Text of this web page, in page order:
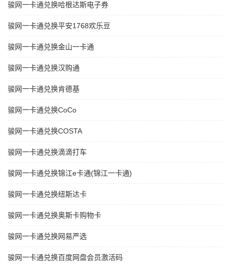
骏网一卡通兑换哈根达斯电子券
骏网一卡通兑换平安1768欢乐豆
骏网一卡通兑换金山一卡通
骏网一卡通兑换汉购通
骏网一卡通兑换肯德基
骏网一卡通兑换CoCo
骏网一卡通兑换COSTA
骏网一卡通兑换滴滴打车
骏网一卡通兑换锦江e卡通(锦江一卡通)
骏网一卡通兑换纽斯达卡
骏网一卡通兑换奥斯卡购物卡
骏网一卡通兑换网易严选
骏网一卡通兑换百度网盘会员激活码